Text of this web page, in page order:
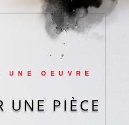
UNE OEUVRE
UNE PIÈCE